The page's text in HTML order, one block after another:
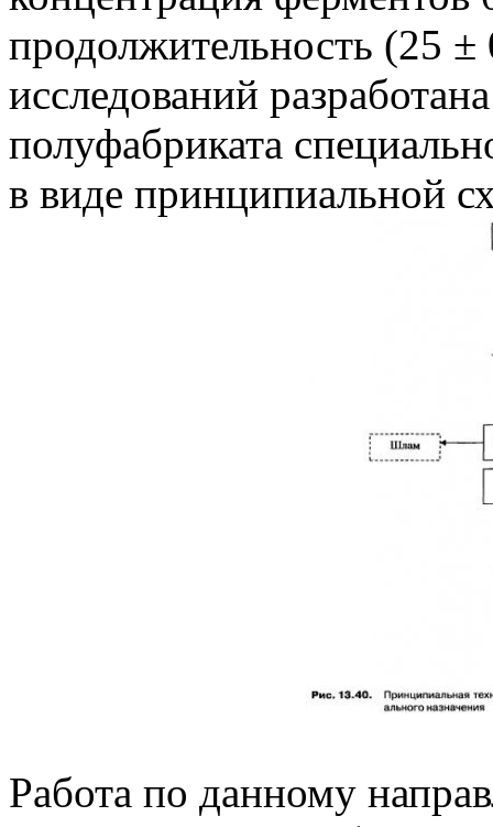
продолжительность (25 ±
исследований
полуфабриката
в виде принципиальной
Работа по данному